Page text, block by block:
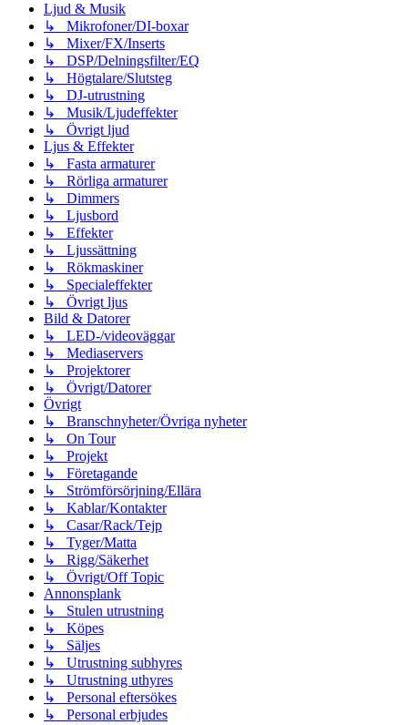
Ljud & Musik
↳ Mikrofoner/DI-boxar
↳ Mixer/FX/Inserts
↳ DSP/Delningsfilter/EQ
↳ Högtalare/Slutsteg
↳ DJ-utrustning
↳ Musik/Ljudeffekter
↳ Övrigt ljud
Ljus & Effekter
↳ Fasta armaturer
↳ Rörliga armaturer
↳ Dimmers
↳ Ljusbord
↳ Effekter
↳ Ljussättning
↳ Rökmaskiner
↳ Specialeffekter
↳ Övrigt ljus
Bild & Datorer
↳ LED-/videoväggar
↳ Mediaservers
↳ Projektorer
↳ Övrigt/Datorer
Övrigt
↳ Branschnyheter/Övriga nyheter
↳ On Tour
↳ Projekt
↳ Företagande
↳ Strömförsörjning/Ellära
↳ Kablar/Kontakter
↳ Casar/Rack/Tejp
↳ Tyger/Matta
↳ Rigg/Säkerhet
↳ Övrigt/Off Topic
Annonsplank
↳ Stulen utrustning
↳ Köpes
↳ Säljes
↳ Utrustning subhyres
↳ Utrustning uthyres
↳ Personal eftersökes
↳ Personal erbjudes